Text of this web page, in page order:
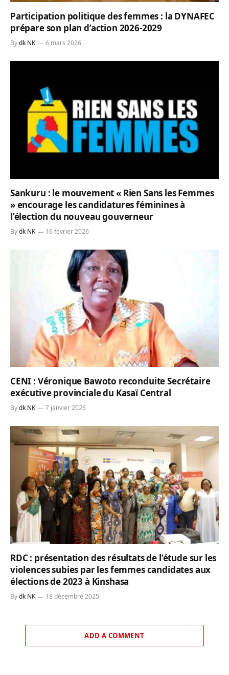
Participation politique des femmes : la DYNAFEC
prépare son plan d’action 2026-2029
Bydk NK 6 mars 2026
Sankuru : le mouvement « Rien Sans les Femmes
» encourage les candidatures féminines à
l’élection du nouveau gouverneur
Bydk NK 16 février 2026
CENI : Véronique Bawoto reconduite Secrétaire
exécutive provinciale du Kasaï Central
Bydk NK 7 janvier 2026
RDC : présentation des résultats de l’étude sur les
violences subies par les femmes candidates aux
élections de 2023 à Kinshasa
Bydk NK 18 décembre 2025
ADD A COMMENT